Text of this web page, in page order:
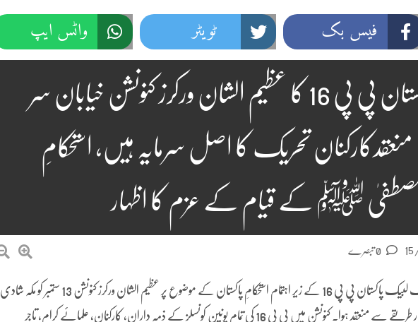
فیس بک ٹویٹر واٹس ایپ
تحریک لبیک پاکستان پی پی 16 کا عظیم الشان ورکرز کنونشن خیابان سر
تحریک کا اصل سرمایہ ہیں، استحکامِ
مصطفیٰ ﷺ کے قیام کے عزم کا اظہار
راولپنڈی (سردار آفتاب اقبال) تحریک لبیک پاکستان پی پی 16 کے زیر اہتمام استحکامِ پاکستان کے موضوع پر عظیم الشان ورکرز کنونشن 13 ستمبر کو مکہ شادی
ہال، خیابان سر سید راولپنڈی میں شاندار طریقے سے منعقد ہوا۔ کنونشن میں پی پی 16 کی تمام یونین کونسلز کے ذمہ داران، کارکنان، علمائے کرام، تاجر